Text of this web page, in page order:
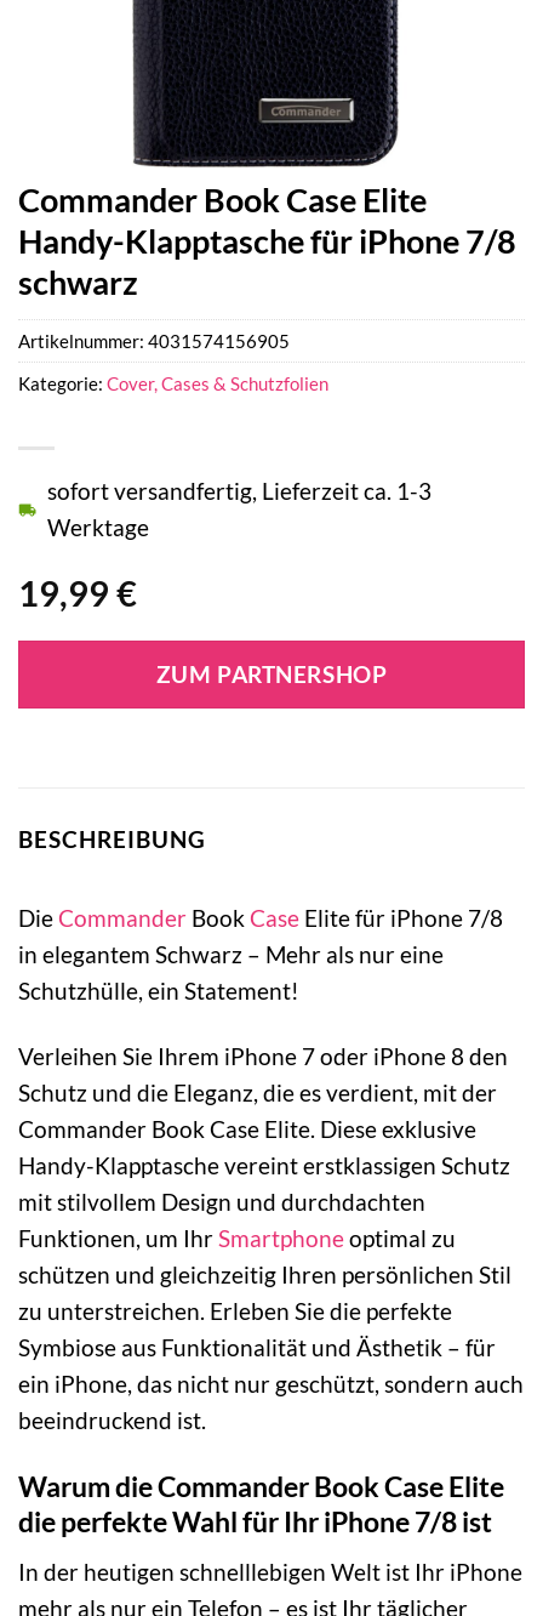
Commander Book Case Elite
Handy-Klapptasche für iPhone 7/8
schwarz
19,99 €
sofort versandfertig, Lieferzeit ca. 1-3
Werktage
ZUM PARTNERSHOP
Artikelnummer: 4031574156905
Kategorie: Cover, Cases & Schutzfolien
BESCHREIBUNG
Die Commander Book Case Elite für iPhone 7/8
in elegantem Schwarz – Mehr als nur eine
Schutzhülle, ein Statement!
Verleihen Sie Ihrem iPhone 7 oder iPhone 8 den
Schutz und die Eleganz, die es verdient, mit der
Commander Book Case Elite. Diese exklusive
Handy-Klapptasche vereint erstklassigen Schutz
mit stilvollem Design und durchdachten
Funktionen, um IhrSmartphoneoptimal zu
schützen und gleichzeitig Ihren persönlichen Stil
zu unterstreichen. Erleben Sie die perfekte
Symbiose aus Funktionalität und Ästhetik – für
ein iPhone, das nicht nur geschützt, sondern auch
beeindruckend ist.
Warum die Commander Book Case Elite
die perfekte Wahl für Ihr iPhone 7/8 ist
In der heutigen schnelllebigen Welt ist Ihr iPhone
mehr als nur ein Telefon – es ist Ihr täglicher